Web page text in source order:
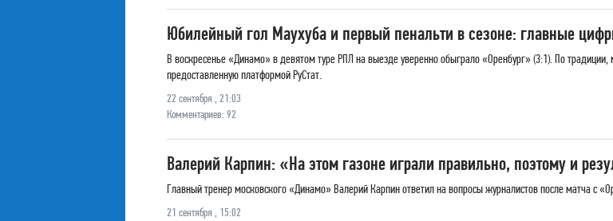
Юбилейный гол Маухуба и первый пенальти в сезоне: главные
В воскресенье «Динамо» в девятом туре РПЛ на выезде уверенно обыграло «Оренбург» (3:1). По традиции,
предоставленную платформой РуСтат.
22 сентября , 21:03
Комментариев: 92
Валерий Карпин: «На этом газоне играли правильно, поэтому и
Главный тренер московского «Динамо» Валерий Карпин ответил на вопросы журналистов после матча с
21 сентября , 15:02